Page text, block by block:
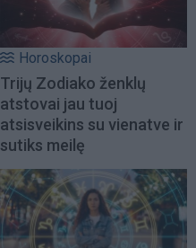
Horoskopai
Trijų Zodiako ženklų
atstovai jau tuoj
atsisveikins su vienatve ir
sutiks meilę